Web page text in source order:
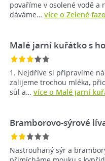
povaříme v osolené vodě a
dáváme… více o Zelené
Malé jarní kuřátko s
1. Nejdříve si připravíme
zalijeme trochou mléka,
sůl a… více o Malé jarní
Bramborovo-sýrové
Nastrouhaný sýr a